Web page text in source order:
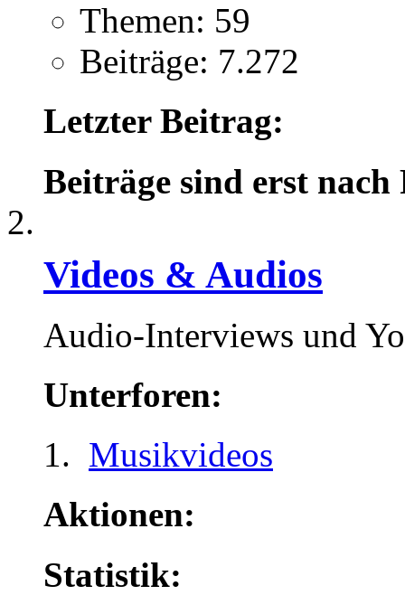
Themen: 59
Beiträge: 7.272
Letzter Beitrag:
Beiträge sind erst
Videos & Audios
Audio-Interviews und
Unterforen:
Musikvideos
Aktionen:
Statistik: